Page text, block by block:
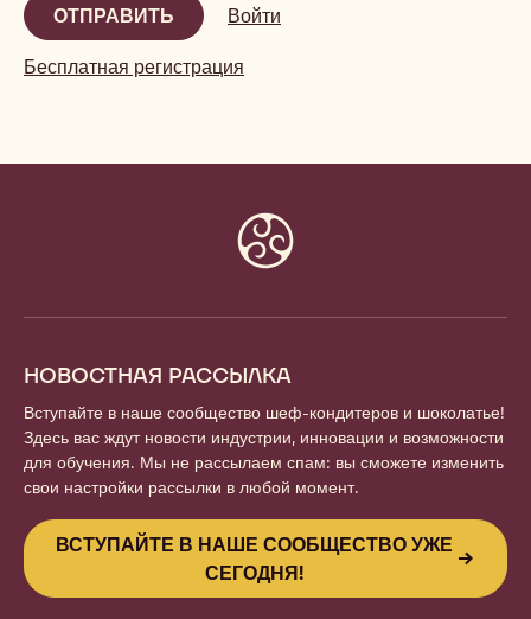
Войти
Бесплатная регистрация
НОВОСТНАЯ РАССЫЛКА
Вступайте в наше сообщество шеф-кондитеров и шоколатье!
Здесь вас ждут новости индустрии, инновации и возможности
для обучения. Мы не рассылаем спам: вы сможете изменить
свои настройки рассылки в любой момент.
ВСТУПАЙТЕ В НАШЕ СООБЩЕСТВО УЖЕ
СЕГОДНЯ!